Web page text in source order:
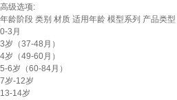
高级选项:
年龄阶段 类别 材质 适用年龄 模型系列 产品类型
0-3月
3岁（37-48月）
4岁（49-60月）
5-6岁（60-84月）
7岁-12岁
13-14岁